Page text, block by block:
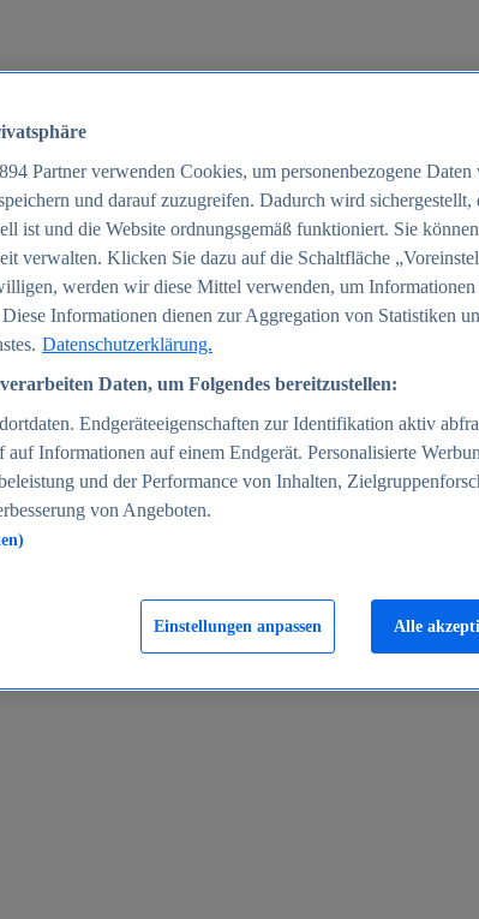
2005-2025
894 Partner verwenden Cookies, um personenbezogene Daten
und darauf zuzugreifen. Dadurch wird sichergestellt,
ist und die Website ordnungsgemäß funktioniert. Sie
verwalten. Klicken Sie dazu auf die Schaltfläche
werden wir diese Mittel verwenden, um Informationen
Informationen dienen zur Aggregation von Statistiken
Datenschutzerklärung.
Daten, um Folgendes bereitzustellen:
Endgeräteeigenschaften zur Identifikation aktiv
Informationen auf einem Endgerät. Personalisierte
und der Performance von Inhalten,
von Angeboten.
Einstellungen anpassen Alle